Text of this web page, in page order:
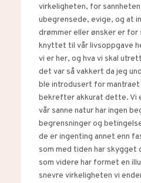
virkeligheten, for
ubegrensede, evige, og at
drømmer eller ønsker er
knyttet til vår livsoppgave
vi er her, og hva vi skal
det var så vakkert da jeg
ble introdusert for
bekrefter akkurat dette. Vi
vår sanne natur har ingen
begrensninger og
de er ingenting annet enn
som med tiden har skygget
som videre har formet en
snevre virkeligheten vi